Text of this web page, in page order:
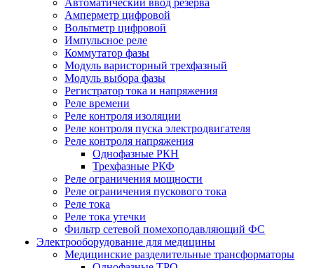
Автоматический ввод резерва
Амперметр цифровой
Вольтметр цифровой
Импульсное реле
Коммутатор фазы
Модуль варисторный трехфазный
Модуль выбора фазы
Регистратор тока и напряжения
Реле времени
Реле контроля изоляции
Реле контроля пуска электродвигателя
Реле контроля напряжения
Однофазные РКН
Трехфазные РКФ
Реле ограничения мощности
Реле ограничения пускового тока
Реле тока
Реле тока утечки
Фильтр сетевой помехоподавляющий ФС
Электрооборудование для медицины
Медицинские разделительные трансформаторы